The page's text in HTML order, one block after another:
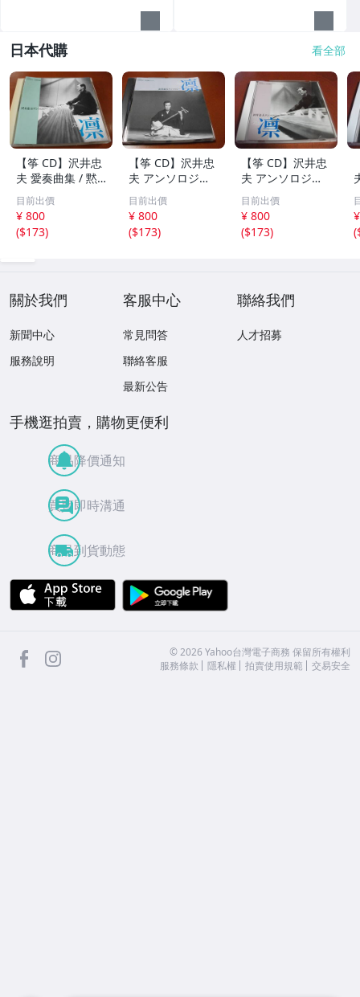
日本代購 看全部
【筝 CD】沢井忠
夫 愛奏曲集 / 黙
示 、波 、二つの
相 、箏二重奏ソ
ナタ 杵屋正邦 、
入野義朗 、小野
目前出價
¥ 800
($173)
【筝 CD】沢井忠
夫 アンソロジー
「凜」からの分売
沢井忠夫作品集
ライブ 風衣、水
の声、枯野砧、五
目前出價
¥ 800
($173)
【筝 CD】沢井忠
夫 アンソロジー
「凜」からの分売
沢井忠夫 作品集
第三集 “光る海”
（限定販売） 200
目前出價
¥ 800
($173)
(
關於我們
新聞中心
服務說明
客服中心
常見問答
聯絡客服
最新公告
聯絡我們
人才招募
手機逛拍賣，購物更便利
商品降價通知
買賣即時溝通
商品到貨動態
APP Store
facebook ©2026 Yahoo台灣電子商務 保留所有權利
服務條款
隱私權 拍賣使用規範 交易安全